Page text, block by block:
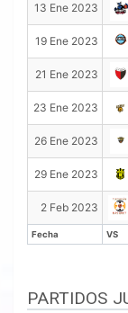
Fecha VS
13 Ene 2023
19 Ene 2023
21 Ene 2023
23 Ene 2023
26 Ene 2023
29 Ene 2023
2 Feb 2023
Fecha VS
PARTIDOS